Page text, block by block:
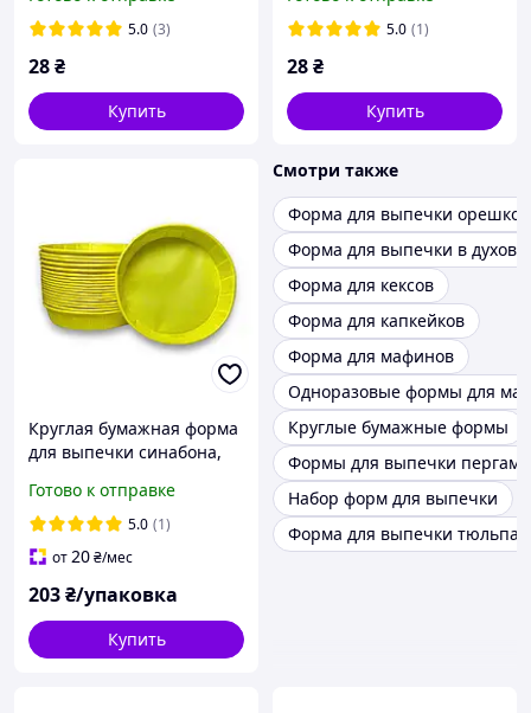
гофрокартон5.0 (3)
28₴
Купить
плотная
5.0 (1)
28₴
Купить
Круглая бумажная форма
для выпечки синабона,
90мм / высота 20мм /
желтая / упаковка 100
штук
Готово к отправке
5.0 (1)
от20₴/мес
203₴/упаковка
Купить
Смотри также
Форма для выпечки орешков
Форма для выпечки в
Форма для кексов
Форма для капкейков
Форма для мафинов
Одноразовые формы для
Круглые бумажные формы
Формы для выпечки
Набор форм для выпечки
Форма для выпечки тюльпан